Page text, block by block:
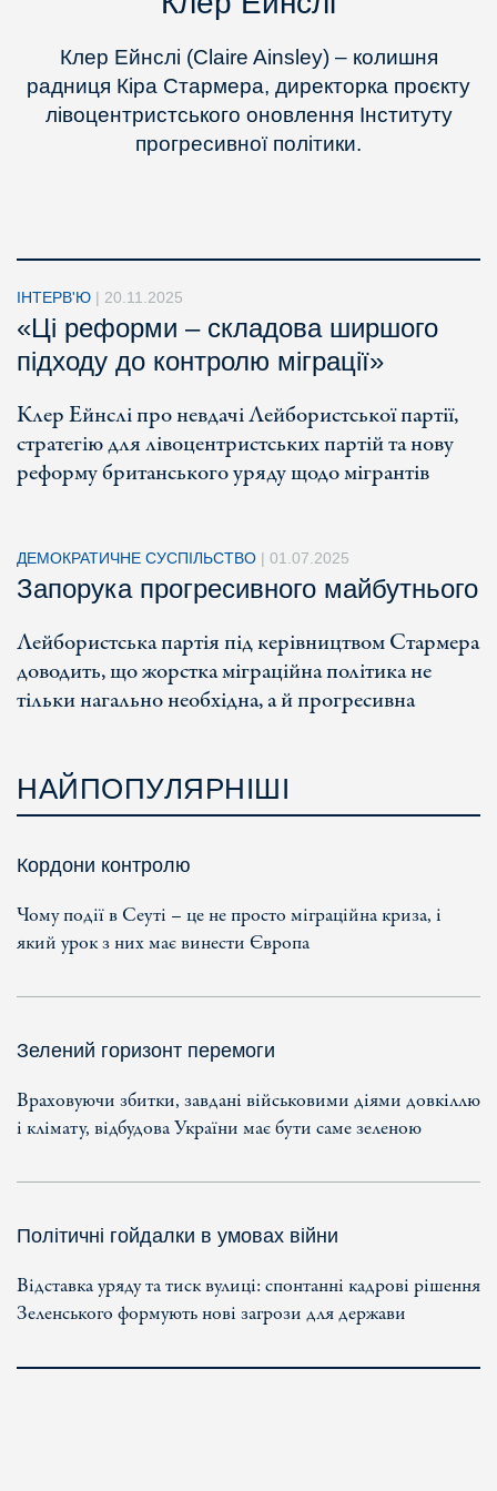
Клер Ейнслі (Claire Ainsley) – колишня
радниця Кіра Стармера, директорка проєкту
лівоцентристського оновлення Інституту
прогресивної політики.
ІНТЕРВ'Ю | 20.11.2025
«Ці реформи – складова ширшого
підходу до контролю міграції»
Клер Ейнслі про невдачі Лейбористської партії,
стратегію для лівоцентристських партій та нову
реформу британського уряду щодо мігрантів
ДЕМОКРАТИЧНЕ СУСПІЛЬСТВО | 01.07.2025
Запорука прогресивного майбутнього
Лейбористська партія під керівництвом Стармера
доводить, що жорстка міграційна політика не
тільки нагально необхідна, а й прогресивна
НАЙПОПУЛЯРНІШІ
Кордони контролю
Чому події в Сеуті – це не просто міграційна криза, і
який урок з них має винести Європа
Зелений горизонт перемоги
Враховуючи збитки, завдані військовими діями довкіллю
і клімату, відбудова України має бути саме зеленою
Політичні гойдалки в умовах війни
Відставка уряду та тиск вулиці: спонтанні кадрові рішення
Зеленського формують нові загрози для держави